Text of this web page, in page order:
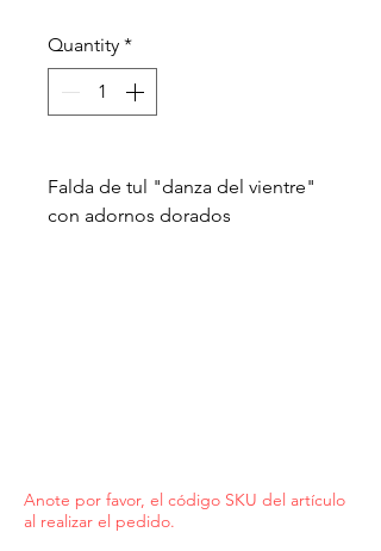
Quantity *
Falda de tul "danza del vientre"
con adornos dorados
Anote por favor, el código SKU del artículo
al realizar el pedido.